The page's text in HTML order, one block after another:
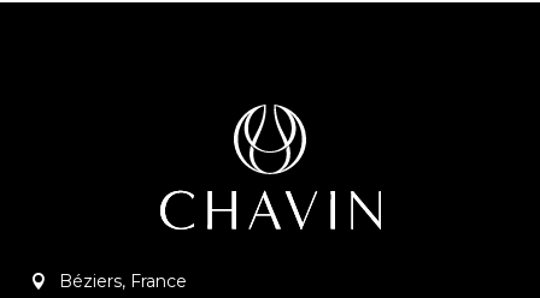
Béziers, France